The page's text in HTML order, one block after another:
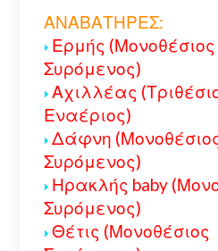
ΑΝΑΒΑΤΗΡΕΣ:
Ερμής (Μονοθέσιος
Συρόμενος)
Αχιλλέας
Εναέριος)
Δάφνη
Συρόμενος)
Ηρακλής baby
Συρόμενος)
Θέτις (Μονοθέσιος